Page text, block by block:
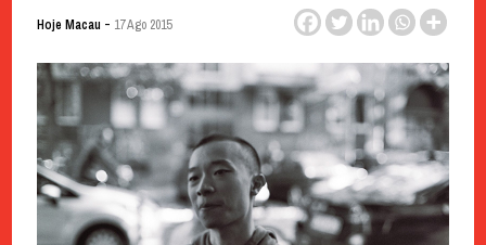
Hoje Macau - 17 Ago 2015